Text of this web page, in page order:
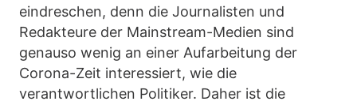
eindreschen, denn die Journalisten und
Redakteure der Mainstream-Medien sind
genauso wenig an einer Aufarbeitung der
Corona-Zeit interessiert, wie die
verantwortlichen Politiker. Daher ist die